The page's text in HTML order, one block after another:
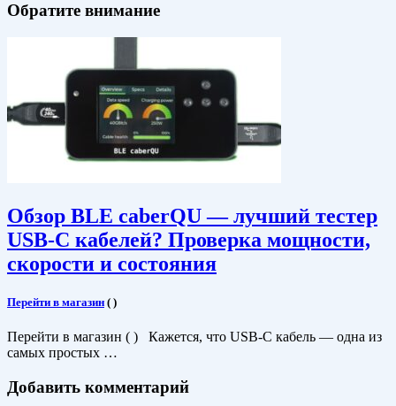
Обратите внимание
Обзор BLE caberQU — лучший тестер
USB-C кабелей? Проверка мощности,
скорости и состояния
Перейти в магазин ( )
Перейти в магазин ( ) Кажется, что USB-C кабель — одна из
самых простых …
Добавить комментарий